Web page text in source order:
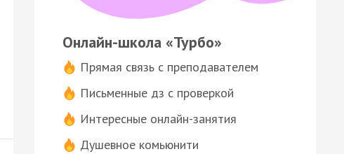
Онлайн-школа «Турбо»
Прямая связь с преподавателем
Письменные дз с проверкой
Интересные онлайн-занятия
Душевное комьюнити